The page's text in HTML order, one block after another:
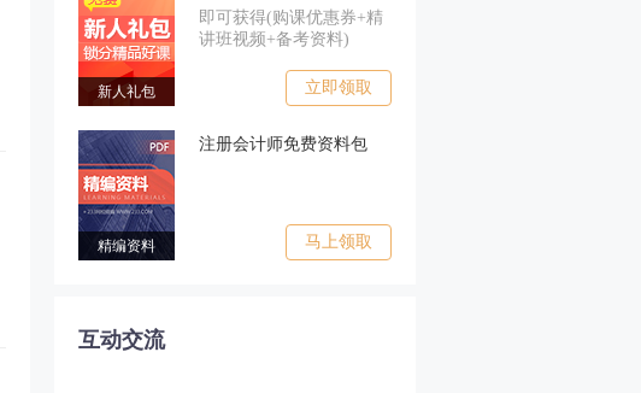
新人礼包
即可获得(购课优惠券+精
讲班视频+备考资料)
立即领取
精编资料
注册会计师免费资料包
马上领取
互动交流